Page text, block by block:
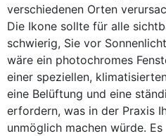
verschiedenen Orten
Die Ikone sollte für alle
schwierig, Sie vor
wäre ein photochromes
einer speziellen,
eine Belüftung und eine
erfordern, was in der Praxis
unmöglich machen würde. Es